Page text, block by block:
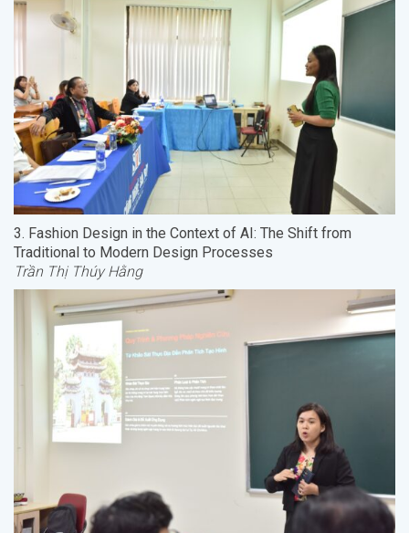
3. Fashion Design in the Context of AI: The Shift from
Traditional to Modern Design Processes
Trần Thị Thúy Hằng